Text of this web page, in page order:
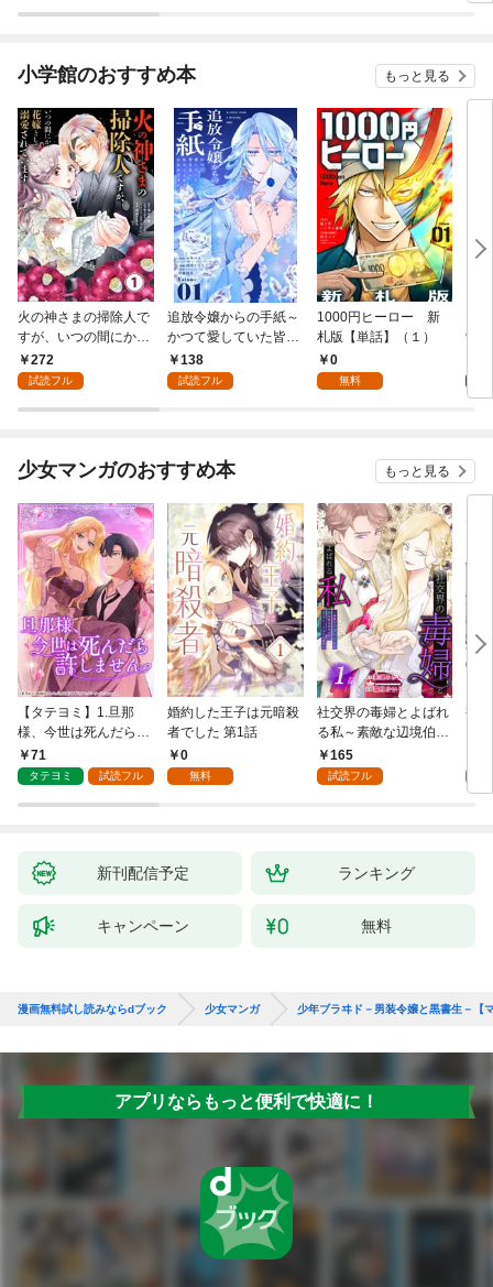
小学館のおすすめ本 もっと見る
火の神さまの掃除人で
すが、いつの間にか花
嫁として溺愛されてい
ます【単話】（１）
272
試読フル
追放令嬢からの手紙～
かつて愛していた皆さ
まへ 私のことなどお忘
れですか？～【単話】
138
試読フル
1000円ヒーロー 新
札版【単話】（１）
0
無料
9.5
少女マンガのおすすめ本 もっと見る
【タテヨミ】1.旦那
様、今世は死んだら許
しません
71
タテヨミ 試読フル
婚約した王子は元暗殺
者でした 第1話
0
無料
社交界の毒婦とよばれ
る私～素敵な辺境伯令
息に腕を折られたの
で、責任とってもらい
165
試読フル
視
新刊配信予定 ランキング
キャンペーン 無料
漫画無料試し読みならdブック 少女マンガ 少年ブラヰド－男装令嬢と黒書生－【
アプリならもっと便利で快適に！